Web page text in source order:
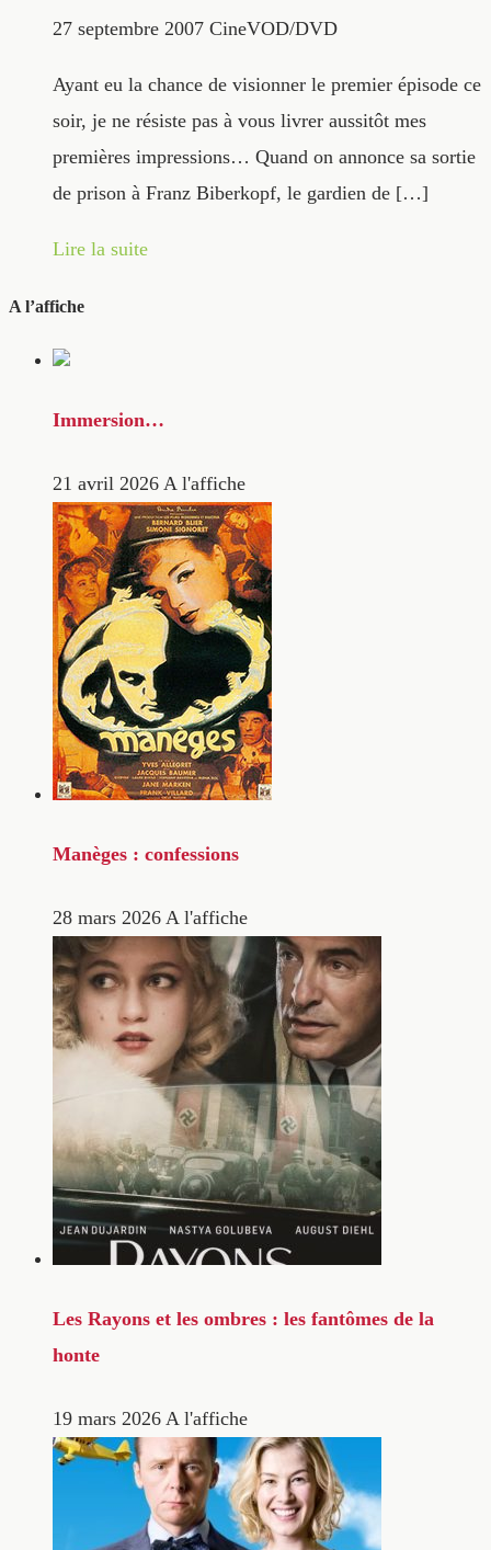
27 septembre 2007 CineVOD/DVD
Ayant eu la chance de visionner le premier épisode ce
soir, je ne résiste pas à vous livrer aussitôt mes
premières impressions… Quand on annonce sa sortie
de prison à Franz Biberkopf, le gardien de […]
Lire la suite
A l’affiche
Immersion…
21 avril 2026 A l'affiche
Manèges : confessions
28 mars 2026 A l'affiche
Les Rayons et les ombres : les fantômes de la
honte
19 mars 2026 A l'affiche